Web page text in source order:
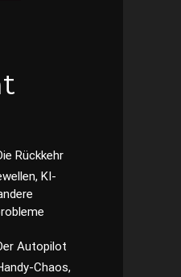
Rückkehr
KI-
Autopilot
Chaos,